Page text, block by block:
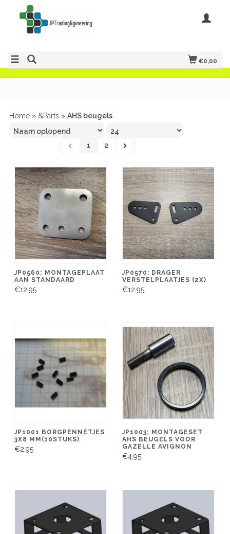
€0,00
Home » &Parts » AHS beugels
1 2
JP0560; MONTAGEPLAAT
AAN STANDAARD
€12,95
JP0570: DRAGER
VERSTELPLAATJES (2X)
€12,95
JP1001 BORGPENNETJES
3X8 MM(10STUKS)
€2,95
JP1003; MONTAGESET
AHS BEUGELS VOOR
GAZELLE AVIGNON
€4,95